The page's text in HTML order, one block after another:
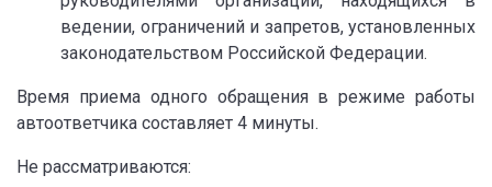
ведении, ограничений и запретов, установленных
законодательством Российской Федерации.
Время приема одного обращения в режиме работы
автоответчика составляет 4 минуты.
Не рассматриваются: